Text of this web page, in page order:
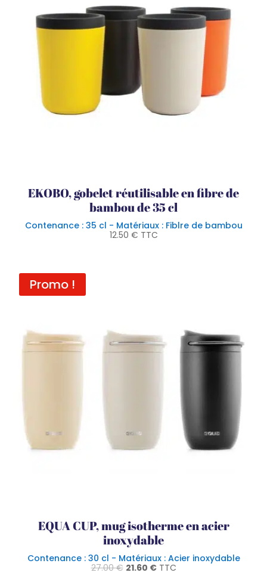
EKOBO, gobelet réutilisable en fibre de
bambou de 35 cl
Contenance : 35 cl - Matériaux : Fiblre de bambou
12.50 € TTC
Promo !
EQUA CUP, mug isotherme en acier
inoxydable
Contenance : 30 cl - Matériaux : Acier inoxydable
27.00€ Le
21.60 €LeTTC